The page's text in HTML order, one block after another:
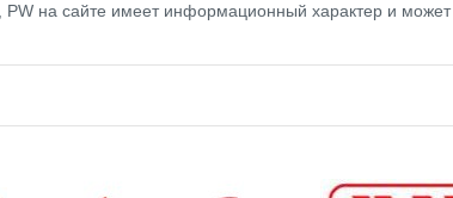
PW на сайте имеет информационный характер и